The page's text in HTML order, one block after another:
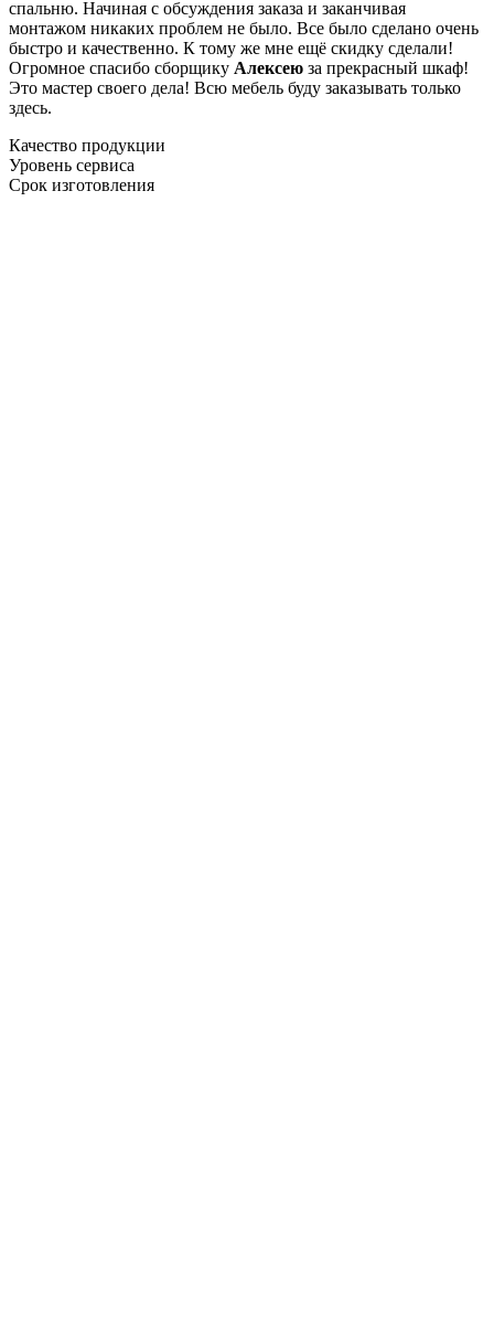
спальню. Начиная с обсуждения заказа и заканчивая
монтажом никаких проблем не было. Все было сделано очень
быстро и качественно. К тому же мне ещё скидку сделали!
Огромное спасибо сборщику Алексею за прекрасный шкаф!
Это мастер своего дела! Всю мебель буду заказывать только
здесь.
Качество продукции
Уровень сервиса
Срок изготовления